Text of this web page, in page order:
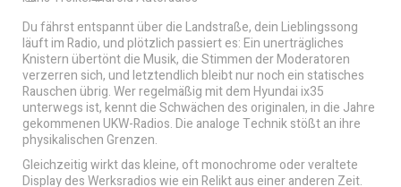
Du fährst entspannt über die Landstraße, dein Lieblingssong
läuft im Radio, und plötzlich passiert es: Ein unerträgliches
Knistern übertönt die Musik, die Stimmen der Moderatoren
verzerren sich, und letztendlich bleibt nur noch ein statisches
Rauschen übrig. Wer regelmäßig mit dem Hyundai ix35
unterwegs ist, kennt die Schwächen des originalen, in die Jahre
gekommenen UKW-Radios. Die analoge Technik stößt an ihre
physikalischen Grenzen.
Gleichzeitig wirkt das kleine, oft monochrome oder veraltete
Display des Werksradios wie ein Relikt aus einer anderen Zeit.